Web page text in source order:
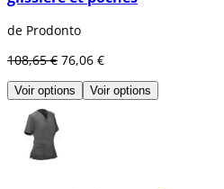
de Prodonto
108,65 € 76,06 €
Voir options Voir options